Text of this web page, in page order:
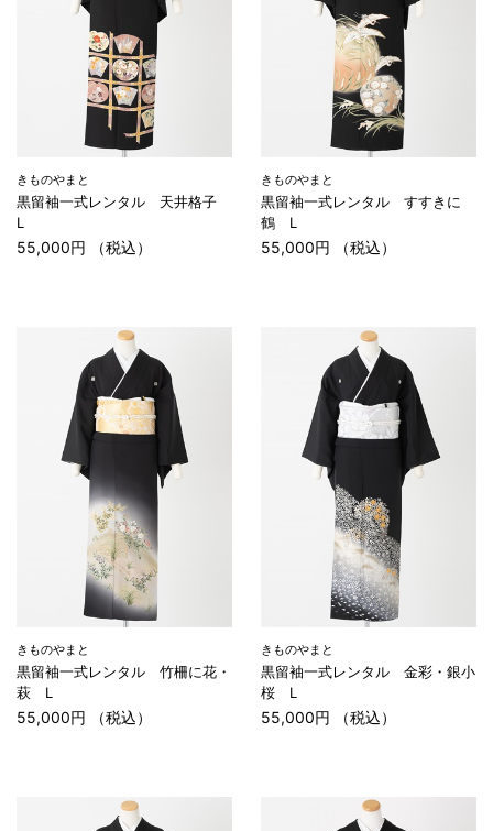
きものやまと
黒留袖一式レンタル 天井格子
L
55,000円 （税込）
きものやまと
黒留袖一式レンタル すすきに
鶴 L
55,000円 （税込）
きものやまと
黒留袖一式レンタル 竹柵に花・
萩 L
55,000円 （税込）
きものやまと
黒留袖一式レンタル 金彩・銀小
桜 L
55,000円 （税込）